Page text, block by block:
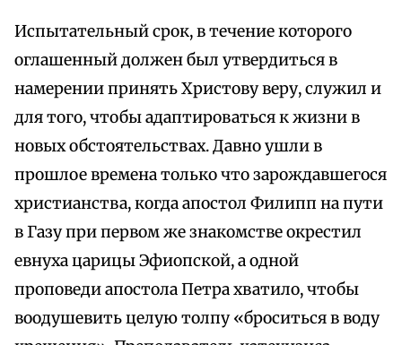
Испытательный срок, в течение которого
оглашенный должен был утвердиться в
намерении принять Христову веру, служил и
для того, чтобы адаптироваться к жизни в
новых обстоятельствах. Давно ушли в
прошлое времена только что зарождавшегося
христианства, когда апостол Филипп на пути
в Газу при первом же знакомстве окрестил
евнуха царицы Эфиопской, а одной
проповеди апостола Петра хватило, чтобы
воодушевить целую толпу «броситься в воду